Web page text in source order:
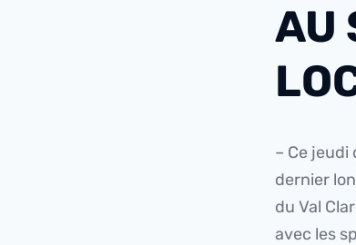
AU
– Ce jeudi
dernier
du Val
avec les